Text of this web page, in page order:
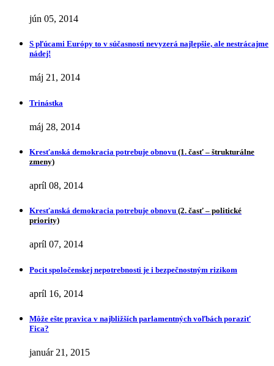
jún 05, 2014
S pľúcami Európy to v súčasnosti nevyzerá najlepšie, ale nestrácajme
nádej!
máj 21, 2014
Trinástka
máj 28, 2014
Kresťanská demokracia potrebuje obnovu (1. časť – štrukturálne
zmeny)
apríl 08, 2014
Kresťanská demokracia potrebuje obnovu (2. časť – politické
priority)
apríl 07, 2014
Pocit spoločenskej nepotrebnosti je i bezpečnostným rizikom
apríl 16, 2014
Môže ešte pravica v najbližších parlamentných voľbách poraziť
Fica?
január 21, 2015